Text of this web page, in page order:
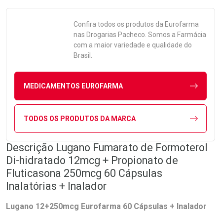
Confira todos os produtos da Eurofarma
nas Drogarias Pacheco. Somos a Farmácia
com a maior variedade e qualidade do
Brasil.
MEDICAMENTOS EUROFARMA
TODOS OS PRODUTOS DA MARCA
Descrição Lugano Fumarato de Formoterol
Di-hidratado 12mcg + Propionato de
Fluticasona 250mcg 60 Cápsulas
Inalatórias + Inalador
Lugano 12+250mcg Eurofarma 60 Cápsulas + Inalador